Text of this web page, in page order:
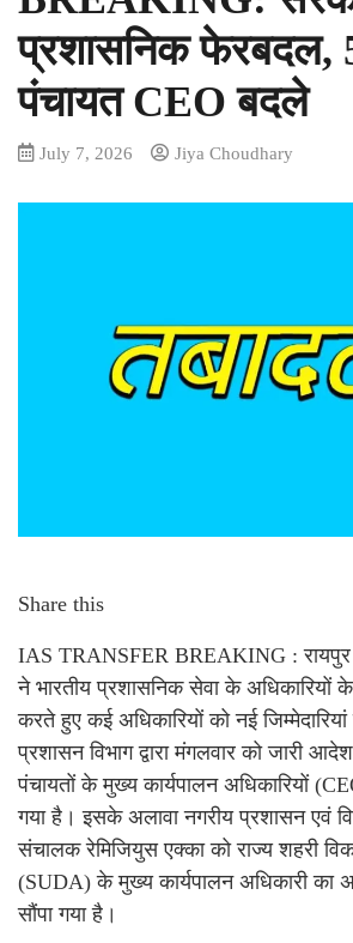
प्रशासनिक फेरबदल,
पंचायत CEO बदले
July 7, 2026 Jiya Choudhary
Share this
IAS TRANSFER BREAKING :
ने भारतीय प्रशासनिक सेवा के अधिकारियों
करते हुए कई अधिकारियों को नई जिम्मेदारियां
प्रशासन विभाग द्वारा मंगलवार को जारी
पंचायतों के मुख्य कार्यपालन अधिकारियों
गया है। इसके अलावा नगरीय प्रशासन एवं
संचालक रेमिजियुस एक्का को राज्य शहरी
(SUDA) के मुख्य कार्यपालन अधिकारी का
सौंपा गया है।